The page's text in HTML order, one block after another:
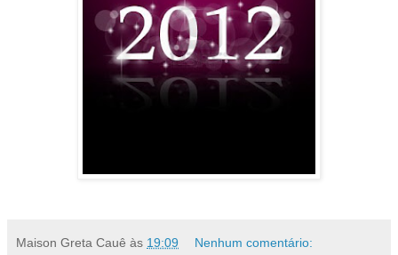
Maison Greta Cauê às 19:09 Nenhum comentário: